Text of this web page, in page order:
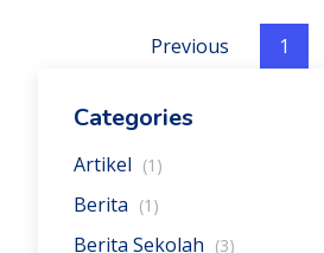
Previous 1
Categories
Artikel (1)
Berita (1)
Berita Sekolah (3)